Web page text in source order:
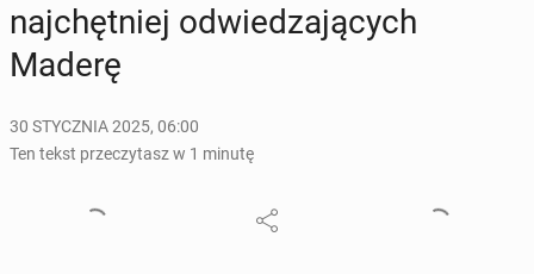
naj­chęt­niej od­wie­dza­ją­cych
Maderę
30 STYCZNIA 2025, 06:00
Ten tekst przeczytasz w 1 minutę